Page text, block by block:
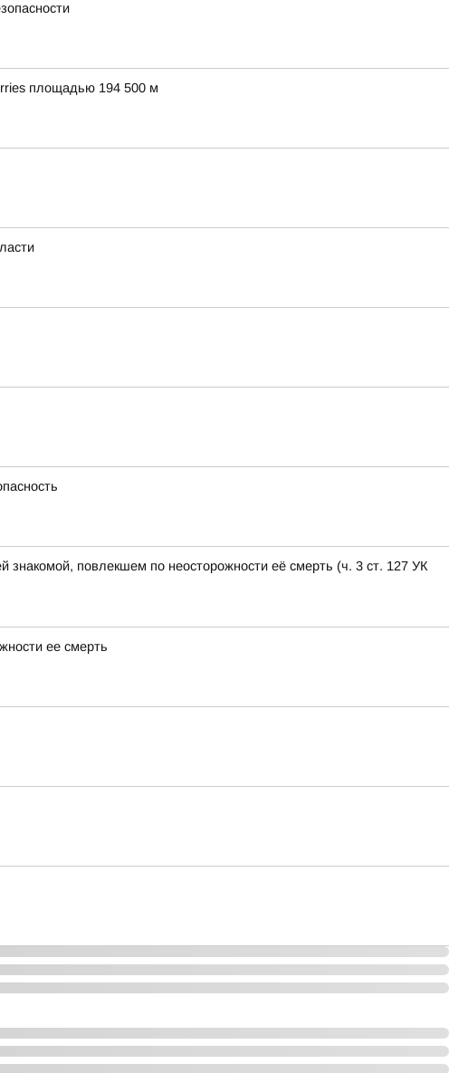
площадью 194 500 м
повлекшем по неосторожности её смерть (ч. 3 ст. 127 УК
ее смерть